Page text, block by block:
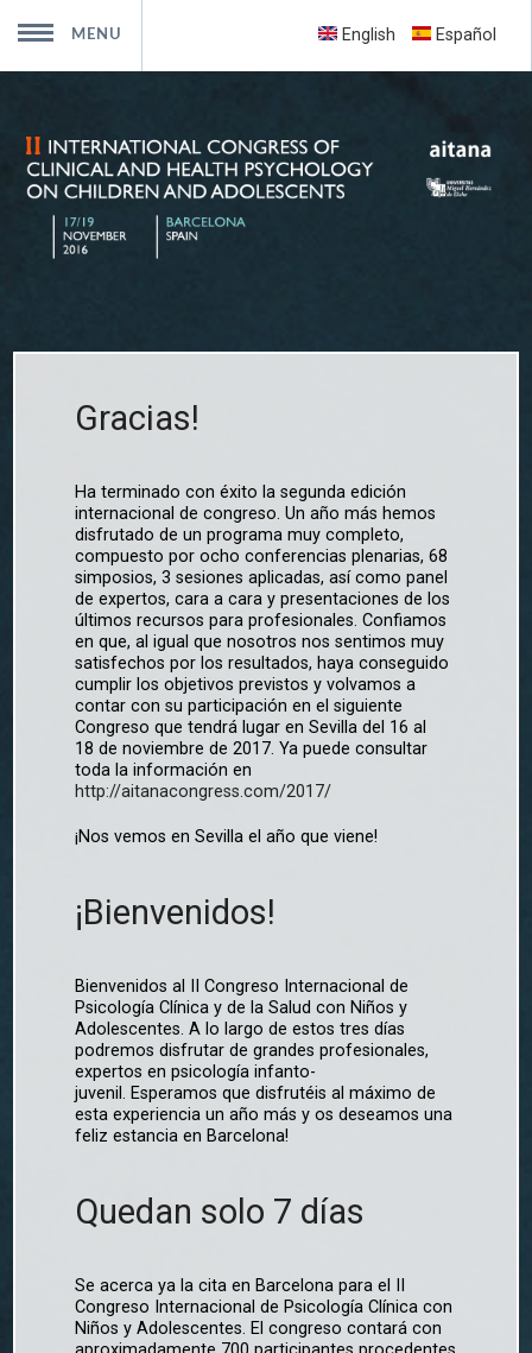
English Español
Gracias!
Ha terminado con éxito la segunda edición
internacional de congreso. Un año más hemos
disfrutado de un programa muy completo,
compuesto por ocho conferencias plenarias, 68
simposios, 3 sesiones aplicadas, así como panel
de expertos, cara a cara y presentaciones de los
últimos recursos para profesionales. Confiamos
en que, al igual que nosotros nos sentimos muy
satisfechos por los resultados, haya conseguido
cumplir los objetivos previstos y volvamos a
contar con su participación en el siguiente
Congreso que tendrá lugar en Sevilla del 16 al
18 de noviembre de 2017. Ya puede consultar
toda la información en
http://aitanacongress.com/2017/
¡Nos vemos en Sevilla el año que viene!
¡Bienvenidos!
Bienvenidos al II Congreso Internacional de
Psicología Clínica y de la Salud con Niños y
Adolescentes. A lo largo de estos tres días
podremos disfrutar de grandes profesionales,
expertos en psicología infanto-
juvenil. Esperamos que disfrutéis al máximo de
esta experiencia un año más y os deseamos una
feliz estancia en Barcelona!
Quedan solo 7 días
Se acerca ya la cita en Barcelona para el II
Congreso Internacional de Psicología Clínica con
Niños y Adolescentes. El congreso contará con